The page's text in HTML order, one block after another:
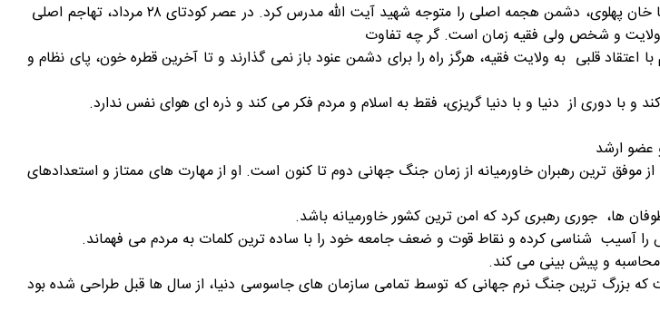
دقیقا همین نقطه اصلی در جنگ شناختی، "زدن ولایت و رهبری جامعه" است. در عصر رضا خان پهلوی، دشمن هجمه اصلی را متوجه شهید آیت الله مدرس کرد. در عصر کودتای ۲۸ مرداد، تهاجم اصلی
ولایت و شخص ولی فقیه زمان است. گر چه تفاوت
قلبی به ولایت فقیه، هرگز راه را برای دشمن عنود باز نمی گذارند و تا آخرین قطره خون، پای نظام و
و با دوری از دنیا و با دنیا گریزی، فقط به اسلام و مردم فکر می کند و ذره ای هوای نفس ندارد.
عضو ارشد
موفق ترین رهبران خاورمیانه از زمان جنگ جهانی دوم تا کنون است. او از مهارت های ممتاز و استعدادهای
چنان سیاستمدار قدرتمندی است که بزرگ ترین جنگ نرم جهانی که توسط تمامی سازمان های جاسوسی دنیا، از سال ها قبل طراحی شده بود